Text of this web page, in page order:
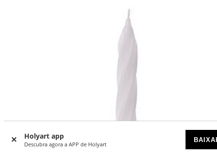
Holyart app
Descubra agora a APP de Holyart